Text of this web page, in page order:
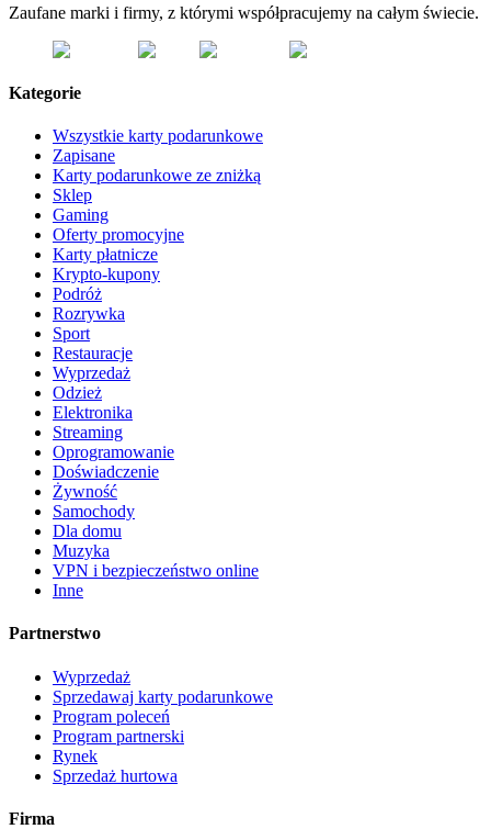
Zaufane marki i firmy, z którymi współpracujemy na całym świecie.
Kategorie
Wszystkie karty podarunkowe
Zapisane
Karty podarunkowe ze zniżką
Sklep
Gaming
Oferty promocyjne
Karty płatnicze
Krypto-kupony
Podróż
Rozrywka
Sport
Restauracje
Wyprzedaż
Odzież
Elektronika
Streaming
Oprogramowanie
Doświadczenie
Żywność
Samochody
Dla domu
Muzyka
VPN i bezpieczeństwo online
Inne
Partnerstwo
Wyprzedaż
Sprzedawaj karty podarunkowe
Program poleceń
Program partnerski
Rynek
Sprzedaż hurtowa
Firma